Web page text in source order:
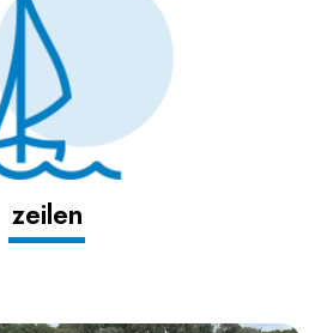
zeilen